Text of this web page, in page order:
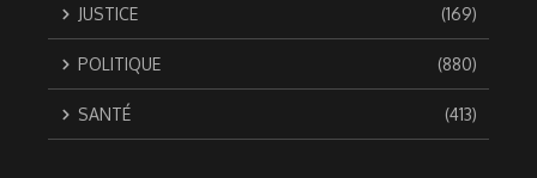
JUSTICE (169)
POLITIQUE (880)
SANTÉ (413)